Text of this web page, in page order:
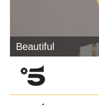
Beautiful